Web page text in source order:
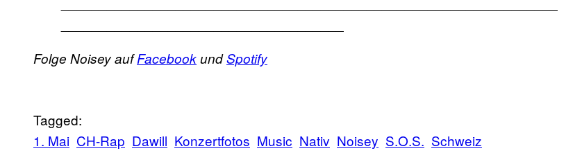
Folge Noisey aufFacebookundSpotify
Tagged:
1. Mai CH-Rap Dawill Konzertfotos Music Nativ Noisey S.O.S. Schweiz